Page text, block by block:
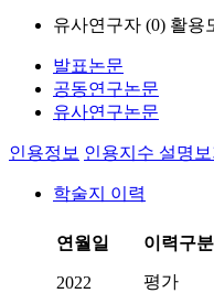
유사연구자 (0) 활용
발표논문
공동연구논문
유사연구논문
인용정보 인용지수 설명보
학술지 이력
연월일
이력구분
2022 평가